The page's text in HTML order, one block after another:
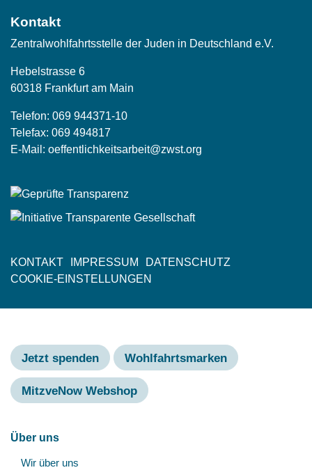
Kontakt
Zentralwohlfahrtsstelle der Juden in Deutschland e.V.
Hebelstrasse 6
60318 Frankfurt am Main
Telefon: 069 944371-10
Telefax: 069 494817
E-Mail: oeffentlichkeitsarbeit@zwst.org
Fußzeile
KONTAKT IMPRESSUM
DATENSCHUTZ
COOKIE-EINSTELLUNGEN
Jetzt spenden Wohlfahrtsmarken
MitzveNow Webshop
Hauptnavigation
Über uns
Wir über uns